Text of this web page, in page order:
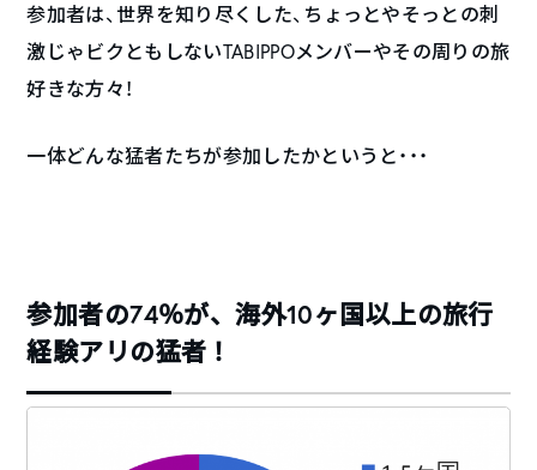
参加者は、世界を知り尽くした、ちょっとやそっとの刺
激じゃビクともしないTABIPPOメンバーやその周りの旅
好きな方々！
一体どんな猛者たちが参加したかというと・・・
参加者の74％が、海外10ヶ国以上の旅行
経験アリの猛者！